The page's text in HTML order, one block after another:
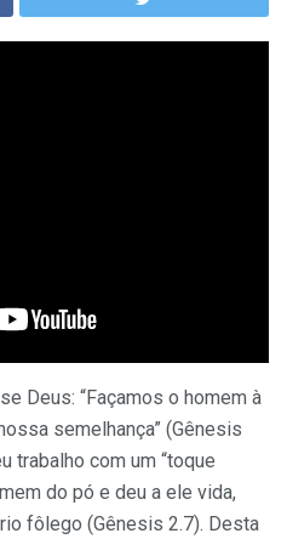
Deus: “Façamos o homem à
semelhança” (Gênesis
trabalho com um “toque
do pó e deu a ele vida,
fôlego (Gênesis 2.7). Desta